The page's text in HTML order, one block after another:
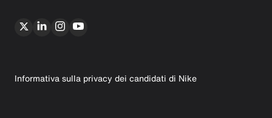
Informativa sulla privacy dei candidati di Nike